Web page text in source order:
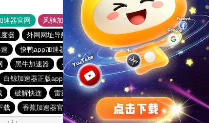
速器官网 风驰加速器
旋风加速器
器 外网网址导航 软件中心 雷霆加速
狂飙加速器
快鸭app加速器下载安卓 fy66加速器
安易加速器
黑牛加速器 小鸟加速器
起飞加速器最新版
白鲸加速器正版app 白鲸加速官方正版
hammer加速器
破解快连 雷霆vqn加速官网
快鸭免费加速器永久免费
载 香蕉加速器官网